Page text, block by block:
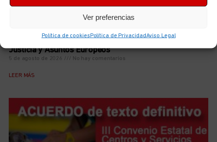
Ver preferencias
Política de cookiesPolítica de PrivacidadAviso Legal
ordenación puestos en la Consejería de Hacienda,
Justicia y Asuntos Europeos
5 de agosto de 2026 No hay comentarios
LEER MÁS